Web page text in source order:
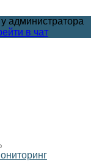
администратора
в чат